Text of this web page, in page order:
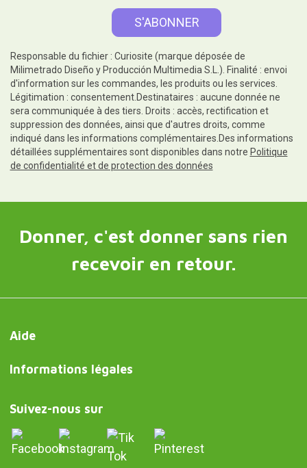
Responsable du fichier : Curiosite (marque déposée de
Milimetrado Diseño y Producción Multimedia S.L.). Finalité : envoi
d'information sur les commandes, les produits ou les services.
Légitimation : consentement.Destinataires : aucune donnée ne
sera communiquée à des tiers. Droits : accès, rectification et
suppression des données, ainsi que d'autres droits, comme
indiqué dans les informations complémentaires.Des informations
détaillées supplémentaires sont disponibles dans notre Politique
de confidentialité et de protection des données
Donner, c'est donner sans rien
recevoir en retour.
Aide
Informations légales
Suivez-nous sur